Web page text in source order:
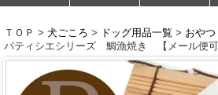
ＴＯＰ > 犬ごころ > ドッグ用品一覧 > おやつ
パティシエシリーズ 鯛漁焼き 【メール便可